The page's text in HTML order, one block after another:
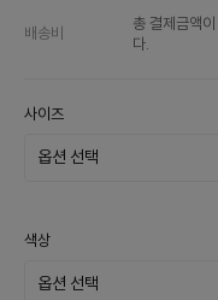
배송비
총 결제금액
다.
사이즈
색상